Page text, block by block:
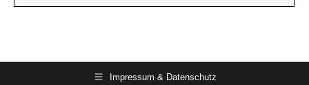
Impressum & Datenschutz